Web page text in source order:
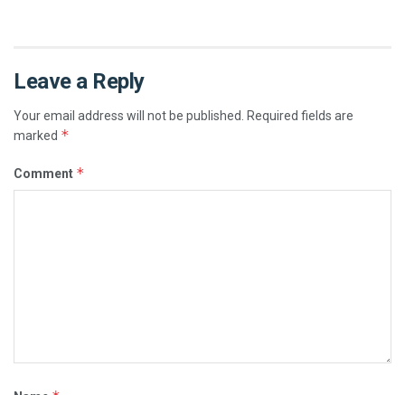
Leave a Reply
Your email address will not be published. Required fields are
marked *
Comment *